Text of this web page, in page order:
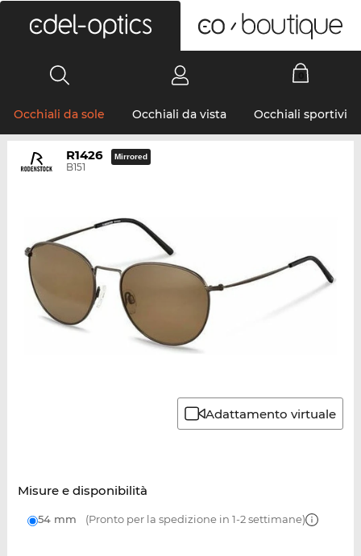
Occhiali da sole Occhiali da vista Occhiali sportivi
R1426
B151
Mirrored
Adattamento virtuale
Misure e disponibilità
54 mm (Pronto per la spedizione in 1-2 settimane)